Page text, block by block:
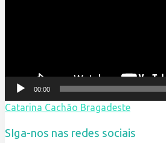
00:00
Catarina Cachão Bragadeste
SIga-nos nas redes sociais